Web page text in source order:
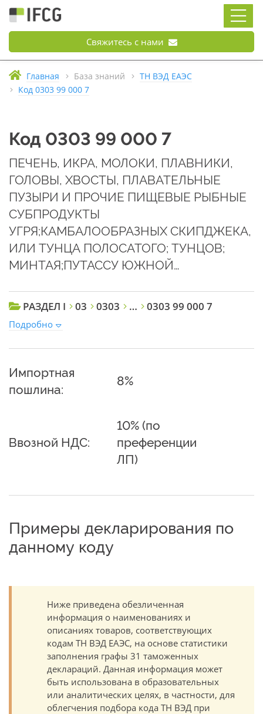
Свяжитесь с нами
Главная База знаний
ТН ВЭД ЕАЭС
Код 0303 99 000 7
Код 0303 99 000 7
ПЕЧЕНЬ, ИКРА, МОЛОКИ, ПЛАВНИКИ,
ГОЛОВЫ, ХВОСТЫ, ПЛАВАТЕЛЬНЫЕ
ПУЗЫРИ И ПРОЧИЕ ПИЩЕВЫЕ РЫБНЫЕ
СУБПРОДУКТЫ
УГРЯ;КАМБАЛООБРАЗНЫХ СКИПДЖЕКА,
ИЛИ ТУНЦА ПОЛОСАТОГО; ТУНЦОВ;
МИНТАЯ;ПУТАССУ ЮЖНОЙ…
РАЗДЕЛ I 03 0303 … 0303 99 000 7
Подробно
Импортная
пошлина:
8%
Ввозной НДС:
10% (по
преференции
ЛП)
Примеры декларирования по
данному коду
Ниже приведена обезличенная
информация о наименованиях и
описаниях товаров, соответствующих
кодам ТН ВЭД ЕАЭС, на основе статистики
заполнения графы 31 таможенных
деклараций. Данная информация может
быть использована в образовательных
или аналитических целях, в частности, для
облегчения подбора кода ТН ВЭД при